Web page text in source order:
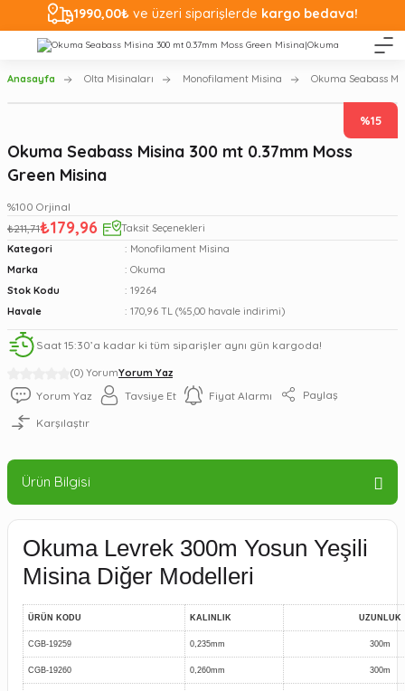
1990,00₺ ve üzeri siparişlerde kargo bedava!
Anasayfa Olta Misinaları Monofilament Misina Okuma Seabass
%15
(0) YorumYorum Yaz
Okuma Seabass Misina 300 mt 0.37mm Moss
Green Misina
%100 Orjinal
₺211,71₺179,96
Taksit Seçenekleri
Kategori
Monofilament Misina
Marka
Okuma
Stok Kodu
19264
Havale
170,96 TL (%5,00 havale indirimi)
Saat 15:30’a kadar ki tüm siparişler aynı gün kargoda!
Yorum Yaz Tavsiye Et Fiyat Alarmı Paylaş
Karşılaştır
Ürün Bilgisi
Okuma Levrek 300m Yosun Yeşili
Misina Diğer Modelleri
ÜRÜN KODU KALINLIK UZUNLUK
CGB-19259 0,235mm 300m
CGB-19260 0,260mm 300m